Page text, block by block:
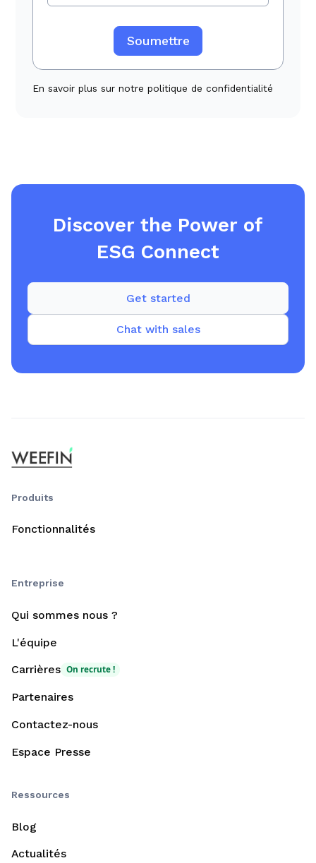
En savoir plus sur notre politique de confidentialité
Discover the Power of
ESG Connect
Chat with sales
Get started
Produits
Fonctionnalités
Entreprise
Qui sommes nous ?
L'équipe
Carrières On recrute !
Partenaires
Contactez-nous
Espace Presse
Ressources
Blog
Actualités